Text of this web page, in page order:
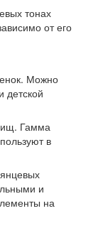
тонах
от его
Можно
детской
. Гамма
в
и
на